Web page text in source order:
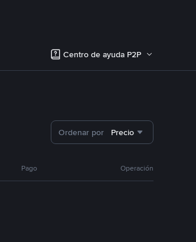
Centro de ayuda P2P
Ordenar por Precio
Pago Operación